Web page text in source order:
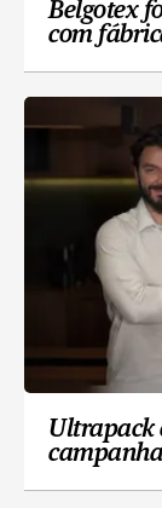
Belgotex
com
Ultrapack